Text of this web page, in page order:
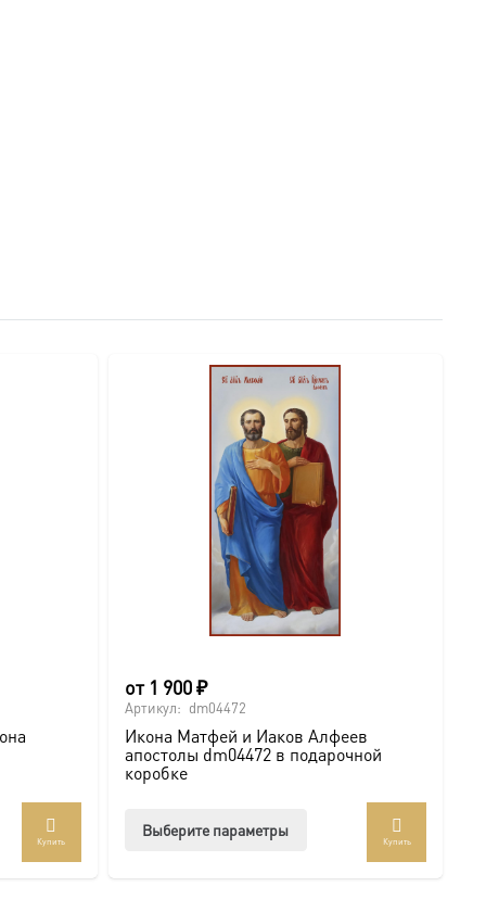
Купить
от 1 900₽
Артикул: dm04472
Икона Матфей и Иаков Алфеев
апостолы dm04472 в подарочной
коробке
Выберите параметры
Купить